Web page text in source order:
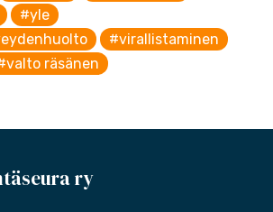
#yle
#virallistaminen
räsänen
ry